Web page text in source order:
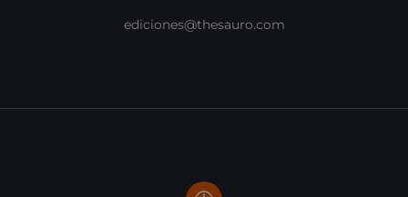
ediciones@thesauro.com